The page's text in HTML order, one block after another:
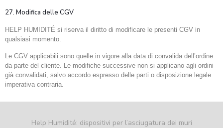
27. Modifica delle CGV
HELP HUMIDITÉ si riserva il diritto di modificare le presenti CGV in
qualsiasi momento.
Le CGV applicabili sono quelle in vigore alla data di convalida dell’ordine
da parte del cliente. Le modifiche successive non si applicano agli ordini
già convalidati, salvo accordo espresso delle parti o disposizione legale
imperativa contraria.
Help Humidité: dispositivi per l’asciugatura dei muri